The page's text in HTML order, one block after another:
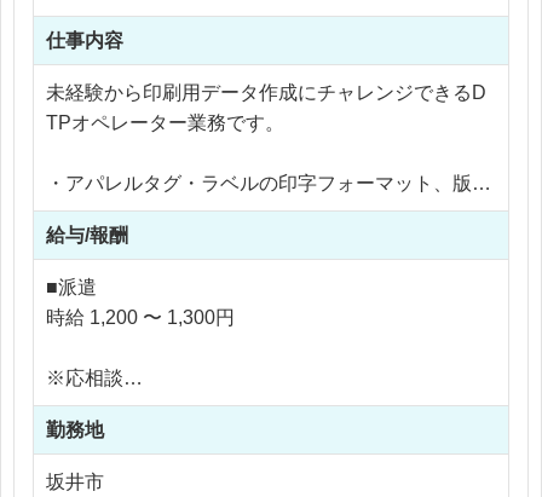
仕事内容
未経験から印刷用データ作成にチャレンジできるD
TPオペレーター業務です。
・アパレルタグ・ラベルの印字フォーマット、版下
作成
・印字ルール・仕様に沿ったレイアウト調整
・内容によっては、代替レイアウトの提案
・顧客情報・注文内容のデータ登録、管理
※最初の半年間はOJT、先輩の指示・チェックを受
けながら進めます。
アパレルのタグやラベルの流し込みをお任せいたし
ます！
Illustratorの実務経験を積みたい方にはオススメのお
給与/報酬
■派遣
時給 1,200 〜 1,300円
※応相談
※ご経験により優遇
※交通費支給
※残業代全額支給
勤務地
坂井市